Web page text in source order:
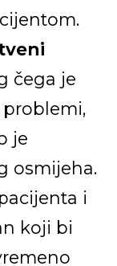
čega je
je
osmijeha.
i
koji bi